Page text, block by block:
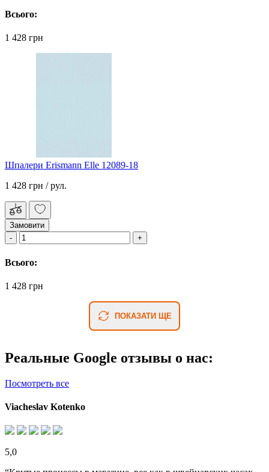
Всього:
1 428 грн
Шпалери Erismann Elle 12089-18
1 428 грн / рул.
Замовити
Всього:
1 428 грн
ПОКАЗАТИ ЩЕ
Реальные Google отзывы о нас:
Посмотреть все
Viacheslav Kotenko
5,0